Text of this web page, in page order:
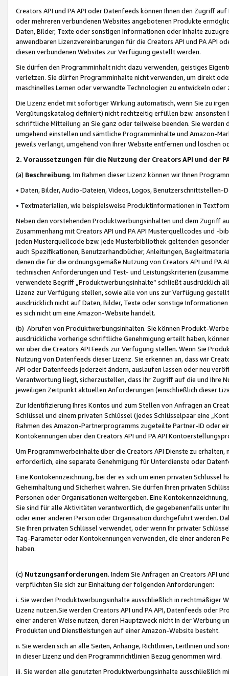
Creators API und PA API oder Datenfeeds können Ihnen den Zugriff
oder mehreren verbundenen Websites angebotenen Produkte
Daten, Bilder, Texte oder sonstigen Informationen oder Inhalte
anwendbaren Lizenzvereinbarungen für die Creators API und PA API
diesen verbundenen Websites zur Verfügung gestellt werden.
Sie dürfen den Programminhalt nicht dazu verwenden, geistiges
verletzen. Sie dürfen Programminhalte nicht verwenden, um direkt
maschinelles Lernen oder verwandte Technologien zu entwickeln
Die Lizenz endet mit sofortiger Wirkung automatisch, wenn Sie zu
Vergütungskatalog definiert) nicht rechtzeitig erfüllen bzw. ansonsten
schriftliche Mitteilung an Sie ganz oder teilweise beenden. Sie werden
umgehend einstellen und sämtliche Programminhalte und Amazon-
jeweils verlangt, umgehend von Ihrer Website entfernen und löschen
2. Voraussetzungen für die Nutzung der Creators API und der
(a) Beschreibung. Im Rahmen dieser Lizenz können wir Ihnen
• Daten, Bilder, Audio-Dateien, Videos, Logos, Benutzerschnittstellen-
• Textmaterialien, wie beispielsweise Produktinformationen in
Neben den vorstehenden Produktwerbungsinhalten und dem Zugriff
Zusammenhang mit Creators API und PA API Musterquellcodes und
jeden Musterquellcode bzw. jede Musterbibliothek geltenden
auch Spezifikationen, Benutzerhandbücher, Anleitungen,
denen die für die ordnungsgemäße Nutzung von Creators API und PA
technischen Anforderungen und Test- und Leistungskriterien
verwendete Begriff „Produktwerbungsinhalte“ schließt ausdrücklich
Lizenz zur Verfügung stellen, sowie alle von uns zur Verfügung
ausdrücklich nicht auf Daten, Bilder, Texte oder sonstige
es sich nicht um eine Amazon-Website handelt.
(b) Abrufen von Produktwerbungsinhalten. Sie können Produkt-
ausdrückliche vorherige schriftliche Genehmigung erteilt haben,
wir über die Creators API Feeds zur Verfügung stellen. Wenn Sie
Nutzung von Datenfeeds dieser Lizenz. Sie erkennen an, dass wir
API oder Datenfeeds jederzeit ändern, auslaufen lassen oder neu
Verantwortung liegt, sicherzustellen, dass Ihr Zugriff auf die und Ihre
jeweiligen Zeitpunkt aktuellen Anforderungen (einschließlich dieser
Zur Identifizierung Ihres Kontos und zum Stellen von Anfragen an
Schlüssel und einem privaten Schlüssel (jedes Schlüsselpaar eine
Rahmen des Amazon-Partnerprogramms zugeteilte Partner-ID oder
Kontokennungen über den Creators API und PA API
Um Programmwerbeinhalte über die Creators API Dienste zu
erforderlich, eine separate Genehmigung für Unterdienste oder
Eine Kontokennzeichnung, bei der es sich um einen privaten
Geheimhaltung und Sicherheit wahren. Sie dürfen Ihren privaten
Personen oder Organisationen weitergeben. Eine
Sie sind für alle Aktivitäten verantwortlich, die gegebenenfalls unter
oder einer anderen Person oder Organisation durchgeführt werden.
Sie Ihren privaten Schlüssel verwendet, oder wenn Ihr privater
Tag-Parameter oder Kontokennungen verwenden, die einer anderen
haben.
(c) Nutzungsanforderungen. Indem Sie Anfragen an Creators API
verpflichten Sie sich zur Einhaltung der folgenden Anforderungen:
i. Sie werden Produktwerbungsinhalte ausschließlich in rechtmäßiger
Lizenz nutzen.Sie werden Creators API und PA API, Datenfeeds oder
einer anderen Weise nutzen, deren Hauptzweck nicht in der Werbung
Produkten und Dienstleistungen auf einer Amazon-Website besteht.
ii. Sie werden sich an alle Seiten, Anhänge, Richtlinien, Leitlinien und
in dieser Lizenz und den Programmrichtlinien Bezug genommen wird.
iii. Sie werden alle genutzten Produktwerbungsinhalte ausschließlich